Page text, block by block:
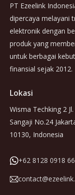
PT Ezeelink
dipercaya melayani
elektronik dengan
produk yang
untuk berbagai
finansial sejak 2012.
Lokasi
Wisma Techking 2
Sangaji No.24
10130, Indonesia
+62 8128 0918